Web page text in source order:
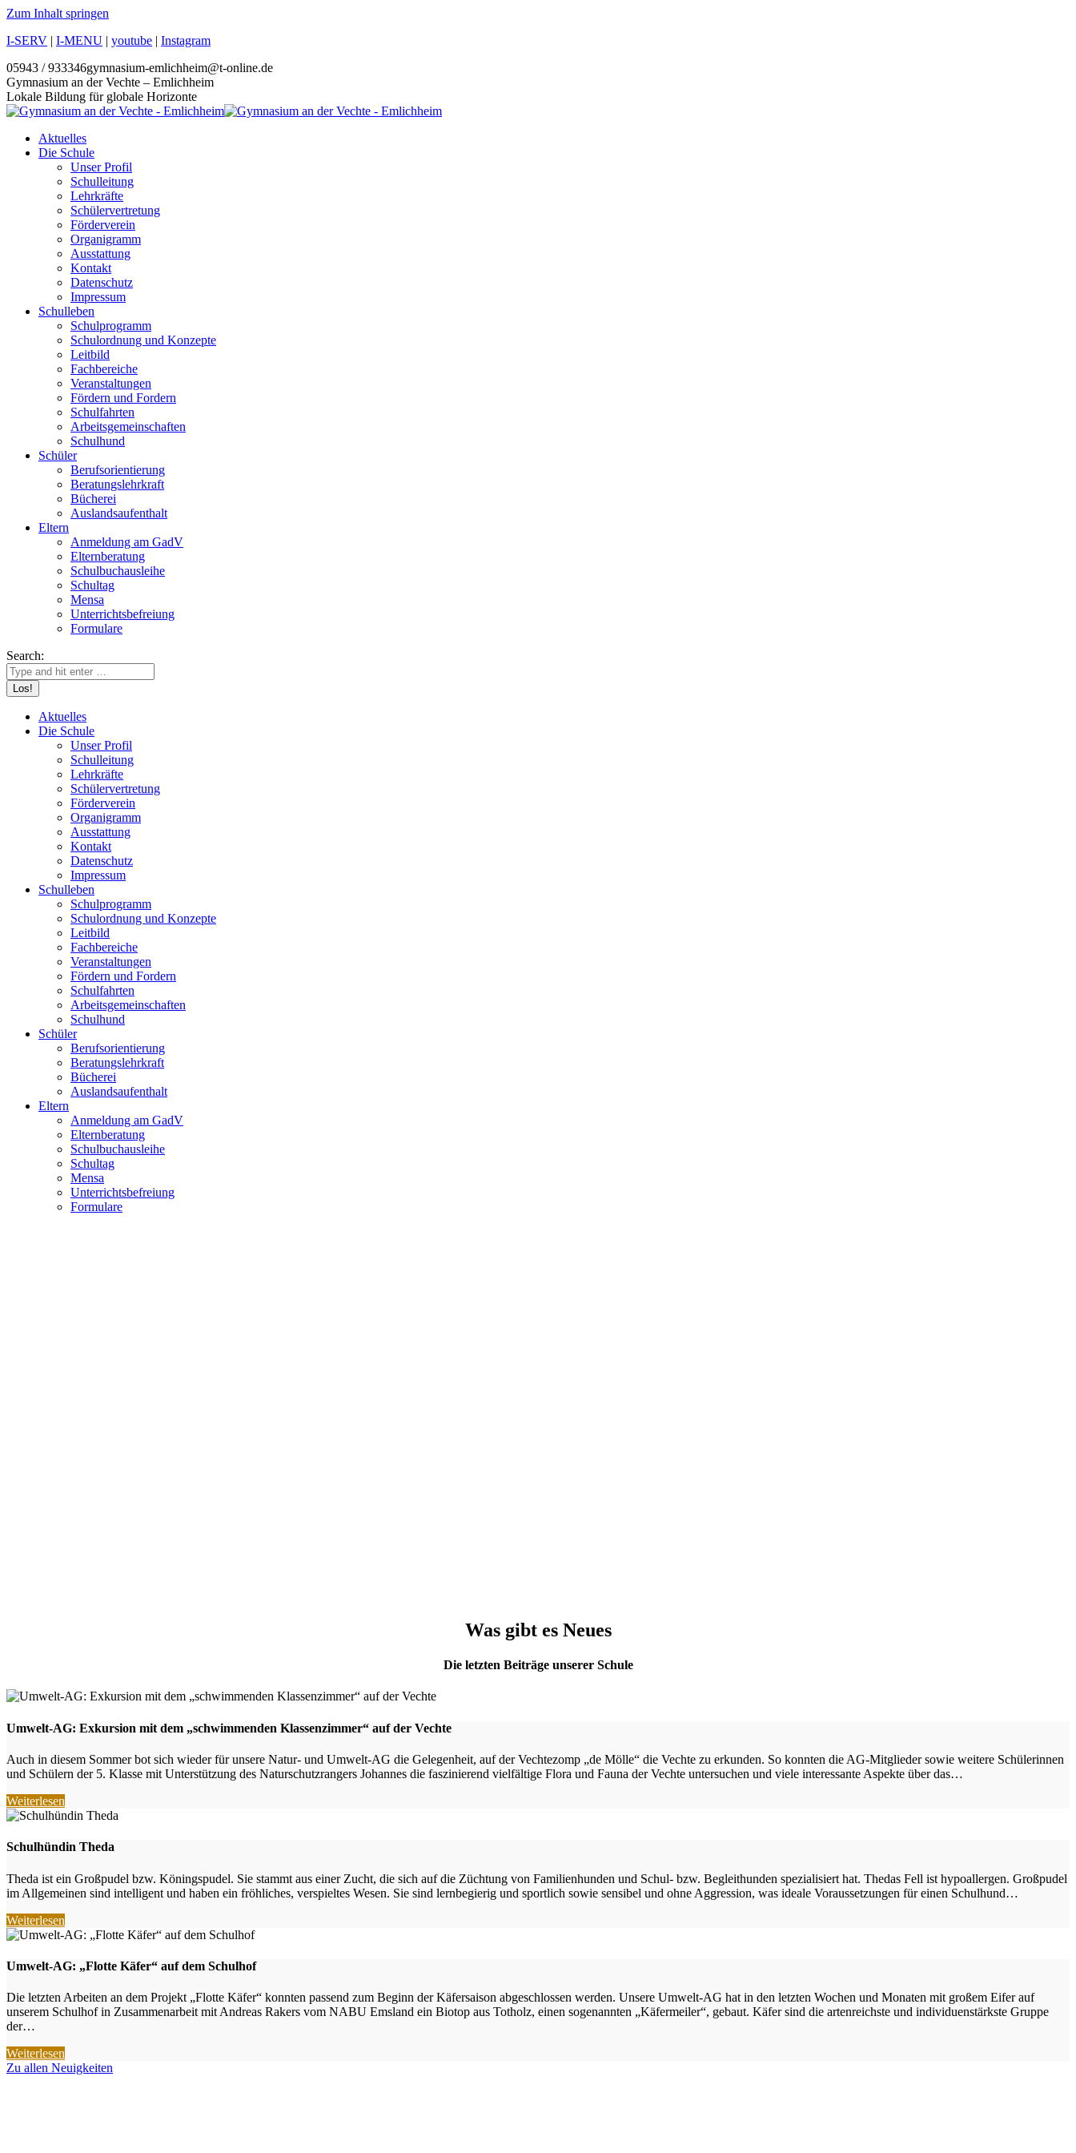
Zum Inhalt springen
I-SERV | I-MENU | youtube | Instagram
05943 / 933346gymnasium-emlichheim@t-online.de
Gymnasium an der Vechte – Emlichheim
Lokale Bildung für globale Horizonte
Aktuelles
Die Schule
Unser Profil
Schulleitung
Lehrkräfte
Schülervertretung
Förderverein
Organigramm
Ausstattung
Kontakt
Datenschutz
Impressum
Schulleben
Schulprogramm
Schulordnung und Konzepte
Leitbild
Fachbereiche
Veranstaltungen
Fördern und Fordern
Schulfahrten
Arbeitsgemeinschaften
Schulhund
Schüler
Berufsorientierung
Beratungslehrkraft
Bücherei
Auslandsaufenthalt
Eltern
Anmeldung am GadV
Elternberatung
Schulbuchausleihe
Schultag
Mensa
Unterrichtsbefreiung
Formulare
Search:
Aktuelles
Die Schule
Unser Profil
Schulleitung
Lehrkräfte
Schülervertretung
Förderverein
Organigramm
Ausstattung
Kontakt
Datenschutz
Impressum
Schulleben
Schulprogramm
Schulordnung und Konzepte
Leitbild
Fachbereiche
Veranstaltungen
Fördern und Fordern
Schulfahrten
Arbeitsgemeinschaften
Schulhund
Schüler
Berufsorientierung
Beratungslehrkraft
Bücherei
Auslandsaufenthalt
Eltern
Anmeldung am GadV
Elternberatung
Schulbuchausleihe
Schultag
Mensa
Unterrichtsbefreiung
Formulare
Was gibt es Neues
Die letzten Beiträge unserer Schule
Umwelt-AG: Exkursion mit dem „schwimmenden Klassenzimmer“ auf der Vechte
Auch in diesem Sommer bot sich wieder für unsere Natur- und Umwelt-AG die Gelegenheit, auf der Vechtezomp „de Mölle“ die Vechte zu erkunden. So konnten die AG-Mitglieder sowie weitere Schülerinnen
und Schülern der 5. Klasse mit Unterstützung des Naturschutzrangers Johannes die faszinierend vielfältige Flora und Fauna der Vechte untersuchen und viele interessante Aspekte über das…
Weiterlesen
Schulhündin Theda
Theda ist ein Großpudel bzw. Köningspudel. Sie stammt aus einer Zucht, die sich auf die Züchtung von Familienhunden und Schul- bzw. Begleithunden spezialisiert hat. Thedas Fell ist hypoallergen. Großpudel
im Allgemeinen sind intelligent und haben ein fröhliches, verspieltes Wesen. Sie sind lernbegierig und sportlich sowie sensibel und ohne Aggression, was ideale Voraussetzungen für einen Schulhund…
Weiterlesen
Umwelt-AG: „Flotte Käfer“ auf dem Schulhof
Die letzten Arbeiten an dem Projekt „Flotte Käfer“ konnten passend zum Beginn der Käfersaison abgeschlossen werden. Unsere Umwelt-AG hat in den letzten Wochen und Monaten mit großem Eifer auf
unserem Schulhof in Zusammenarbeit mit Andreas Rakers vom NABU Emsland ein Biotop aus Totholz, einen sogenannten „Käfermeiler“, gebaut. Käfer sind die artenreichste und individuenstärkste Gruppe
der…
Weiterlesen
Zu allen Neuigkeiten